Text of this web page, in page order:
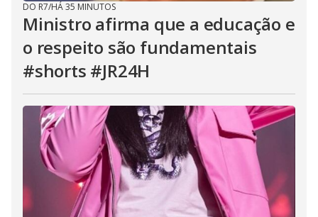
DO R7/HÁ 35 MINUTOS
Ministro afirma que a educação e
o respeito são fundamentais
#shorts #JR24H